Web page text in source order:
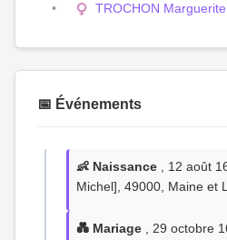
TROCHON
📅 Événements
👶 Naissance , 12 août
Michel], 49000, Maine et
💑 Mariage , 29 octobre